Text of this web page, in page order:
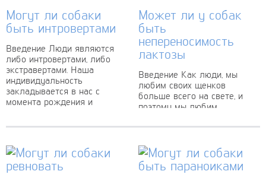
Могут ли собаки
быть интровертами
Введение Люди являются
либо интровертами, либо
экстравертами. Наша
индивидуальность
закладывается в нас с
момента рождения и
Может ли у собак
быть
непереносимость
лактозы
Введение Как люди, мы
любим своих щенков
больше всего на свете, и
поэтому мы любим
Лакомства? Безусловно.
Человеческой едой?
Несомненно....